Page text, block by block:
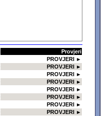
Provjeri
PROVJERI ►
PROVJERI ►
PROVJERI ►
PROVJERI ►
PROVJERI ►
PROVJERI ►
PROVJERI ►
PROVJERI ►